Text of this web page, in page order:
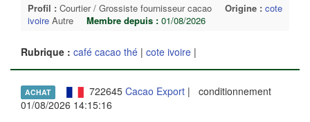
Profil : Courtier / Grossiste fournisseur cacao Origine : cote
ivoire Autre Membre depuis : 01/08/2026
Rubrique : café cacao thé | cote ivoire |
ACHAT 722645 Cacao Export| conditionnement
01/08/2026 14:15:16